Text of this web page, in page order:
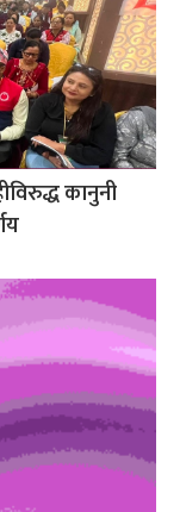
कानुनी